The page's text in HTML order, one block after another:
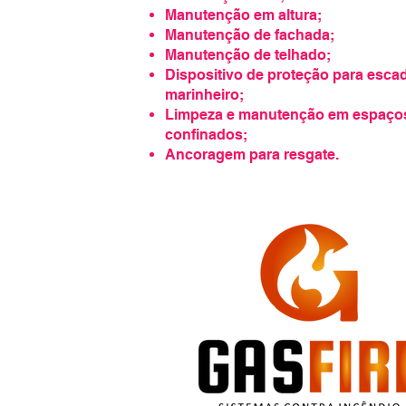
Manutenção em altura;
Manutenção de fachada;
Manutenção de telhado;
Dispositivo de proteção para
marinheiro;
Limpeza e manutenção em
confinados;
Ancoragem para resgate.